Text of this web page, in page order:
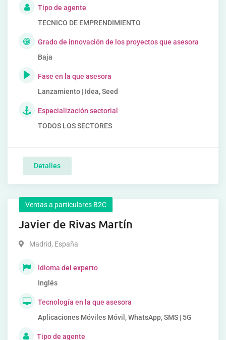
Tipo de agente
TECNICO DE EMPRENDIMIENTO
Grado de innovación de los proyectos que asesora
Baja
Fase en la que asesora
Lanzamiento | Idea, Seed
Especialización sectorial
TODOS LOS SECTORES
Detalles
Ventas a particulares B2C
Javier de Rivas Martín
Madrid, España
Idioma del experto
Inglés
Tecnología en la que asesora
Aplicaciones Móviles Móvil, WhatsApp, SMS | 5G
Tipo de agente